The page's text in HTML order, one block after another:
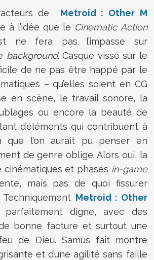
de Metroid : Other M
à l’idée que le Cinematic Action
ne fera pas l’impasse sur
background. Casque vissé sur le
de ne pas être happé par le
– qu’elles soient en CG
en scène, le travail sonore, la
ou encore la beauté de
d’éléments qui contribuent à
que l’on aurait pu penser en
de genre oblige. Alors oui, la
et phases in-game
mais pas de quoi fissurer
Metroid : Other
digne, avec des
bonne facture et surtout une
de Dieu. Samus fait montre
et d’une agilité sans faille